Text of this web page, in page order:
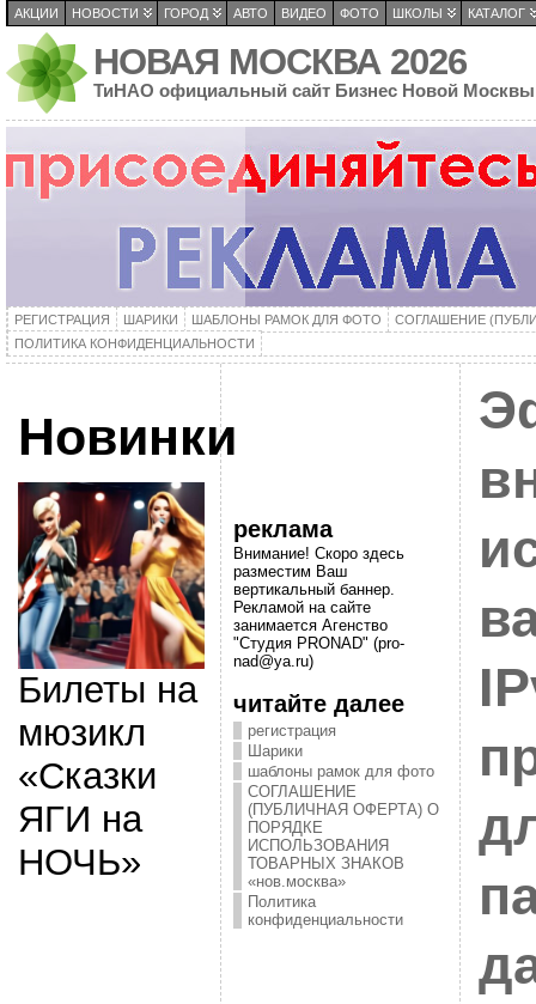
АКЦИИ НОВОСТИ ГОРОД АВТО ВИДЕО ФОТО ШКОЛЫ КАТАЛОГ
НОВАЯ МОСКВА 2026
ТиНАО официальный сайт Бизнес Новой Москвы
РЕГИСТРАЦИЯ ШАРИКИ ШАБЛОНЫ РАМОК ДЛЯ ФОТО
СОГЛАШЕНИЕ
ПОЛИТИКА КОНФИДЕНЦИАЛЬНОСТИ
Новинки
Билеты на
мюзикл
«Сказки
ЯГИ на
НОЧЬ»
реклама
Внимание! Скоро здесь
разместим Ваш
вертикальный баннер.
Рекламой на сайте
занимается Агенство
"Студия PRONAD" (pro-
nad@ya.ru)
читайте далее
регистрация
Шарики
шаблоны рамок для фото
СОГЛАШЕНИЕ
(ПУБЛИЧНАЯ ОФЕРТА) О
ПОРЯДКЕ
ИСПОЛЬЗОВАНИЯ
ТОВАРНЫХ ЗНАКОВ
«нов.москва»
Политика
конфиденциальности